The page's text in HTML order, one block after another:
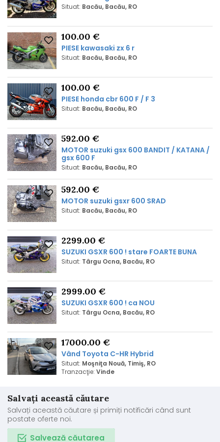
Situat: Bacău, Bacău, RO
100.00 €
PIESE kawasaki zx 6 r
Situat: Bacău, Bacău, RO
100.00 €
PIESE honda cbr 600 F / F 3
Situat: Bacău, Bacău, RO
592.00 €
MOTOR suzuki gsx 600 BANDIT / KATANA /
gsx 600 F
Situat: Bacău, Bacău, RO
592.00 €
MOTOR suzuki gsxr 600 SRAD
Situat: Bacău, Bacău, RO
2299.00 €
SUZUKI GSXR 600 ! stare FOARTE BUNA
Situat: Târgu Ocna, Bacău, RO
2999.00 €
SUZUKI GSXR 600 ! ca NOU
Situat: Târgu Ocna, Bacău, RO
17000.00 €
Vând Toyota C-HR Hybrid
Situat: Moşniţa Nouă, Timiş, RO
Tranzacţie: Vinde
Salvați această căutare
Salvați această căutare și primiți notificări când sunt
postate oferte noi.
Salvează căutarea